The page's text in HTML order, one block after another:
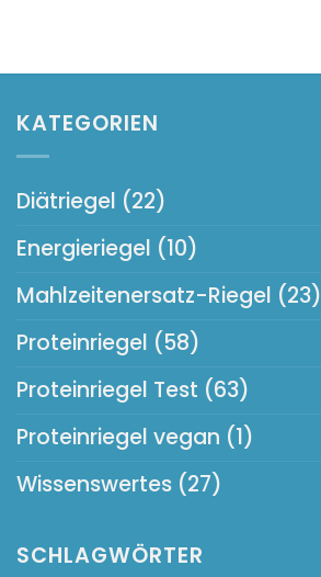
KATEGORIEN
Diätriegel (22)
Energieriegel (10)
Mahlzeitenersatz-Riegel (23)
Proteinriegel (58)
Proteinriegel Test (63)
Proteinriegel vegan (1)
Wissenswertes (27)
SCHLAGWÖRTER